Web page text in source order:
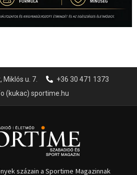
Miklós u. 7.
+36 30 471 1373
(kukac) sportime.hu
százain a Sportime Magazinnak